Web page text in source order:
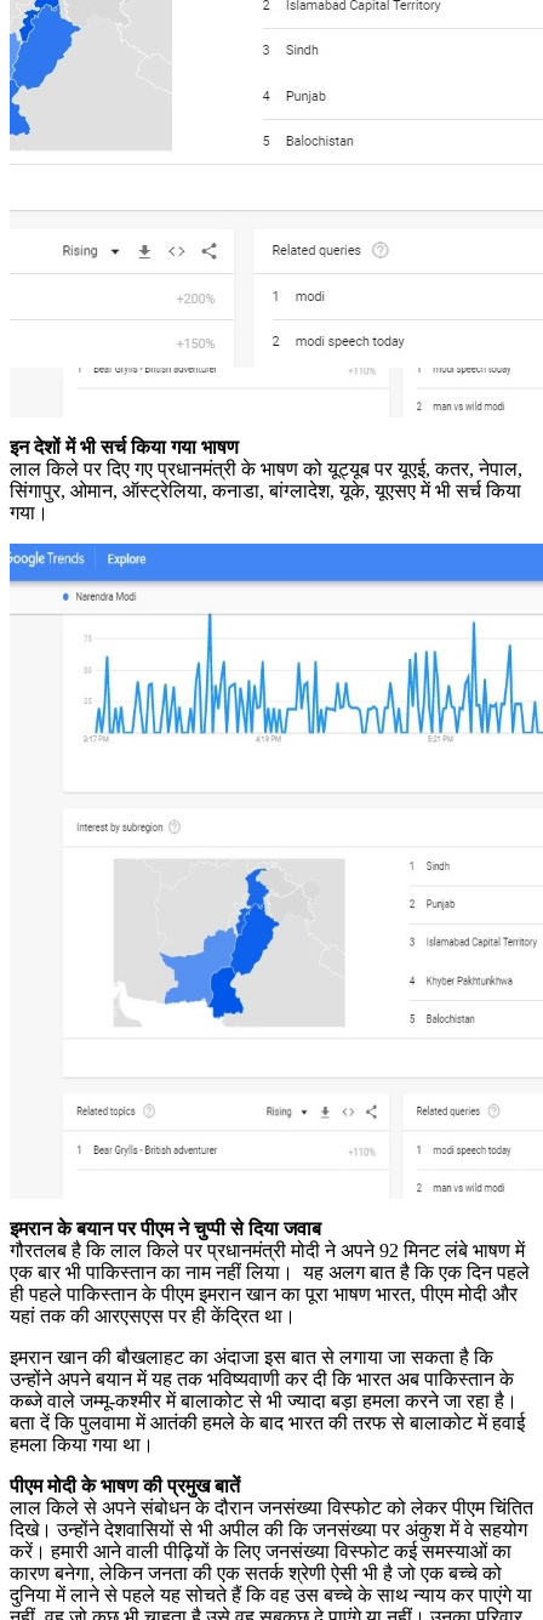
इन देशों में भी सर्च किया गया भाषण
लाल किले पर दिए गए प्रधानमंत्री के भाषण को यूट्यूब पर यूएई, कतर, नेपाल,
सिंगापुर, ओमान, ऑस्ट्रेलिया, कनाडा, बांग्लादेश, यूके, यूएसए में भी सर्च किया
गया।
इमरान के बयान पर पीएम ने चुप्पी से दिया जवाब
गौरतलब है कि लाल किले पर प्रधानमंत्री मोदी ने अपने 92 मिनट लंबे भाषण में
एक बार भी पाकिस्तान का नाम नहीं लिया। यह अलग बात है कि एक दिन पहले
ही पहले पाकिस्तान के पीएम इमरान खान का पूरा भाषण भारत, पीएम मोदी और
यहां तक की आरएसएस पर ही केंद्रित था।
इमरान खान की बौखलाहट का अंदाजा इस बात से लगाया जा सकता है कि
उन्होंने अपने बयान में यह तक भविष्यवाणी कर दी कि भारत अब पाकिस्तान के
कब्जे वाले जम्मू-कश्मीर में बालाकोट से भी ज्यादा बड़ा हमला करने जा रहा है।
बता दें कि पुलवामा में आतंकी हमले के बाद भारत की तरफ से बालाकोट में हवाई
हमला किया गया था।
पीएम मोदी के भाषण की प्रमुख बातें
लाल किले से अपने संबोधन के दौरान जनसंख्या विस्फोट को लेकर पीएम चिंतित
दिखे। उन्होंने देशवासियों से भी अपील की कि जनसंख्या पर अंकुश में वे सहयोग
करें। हमारी आने वाली पीढ़ियों के लिए जनसंख्या विस्फोट कई समस्याओं का
कारण बनेगा, लेकिन जनता की एक सतर्क श्रेणी ऐसी भी है जो एक बच्चे को
दुनिया में लाने से पहले यह सोचते हैं कि वह उस बच्चे के साथ न्याय कर पाएंगे या